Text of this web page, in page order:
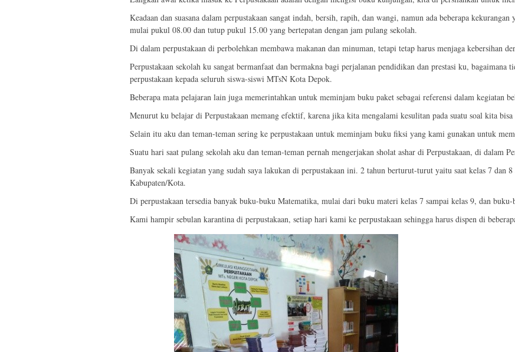
Keadaan dan suasana dalam perpustakaan sangat indah, bersih, rapih, dan wangi, namun ada beberapa
mulai pukul 08.00 dan tutup pukul 15.00 yang bertepatan dengan jam pulang sekolah.
Di dalam perpustakaan di perbolehkan membawa makanan dan minuman, tetapi tetap harus menjaga kebersihan
Perpustakaan sekolah ku sangat bermanfaat dan bermakna bagi perjalanan pendidikan dan prestasi ku,
perpustakaan kepada seluruh siswa-siswi MTsN Kota Depok.
Beberapa mata pelajaran lain juga memerintahkan untuk meminjam buku paket sebagai referensi dalam
Menurut ku belajar di Perpustakaan memang efektif, karena jika kita mengalami kesulitan pada suatu soal kita
Selain itu aku dan teman-teman sering ke perpustakaan untuk meminjam buku fiksi yang kami gunakan untuk
Suatu hari saat pulang sekolah aku dan teman-teman pernah mengerjakan sholat ashar di Perpustakaan, di dalam
Banyak sekali kegiatan yang sudah saya lakukan di perpustakaan ini. 2 tahun berturut-turut yaitu saat kelas 7
Kabupaten/Kota.
Di perpustakaan tersedia banyak buku-buku Matematika, mulai dari buku materi kelas 7 sampai kelas 9, dan
Kami hampir sebulan karantina di perpustakaan, setiap hari kami ke perpustakaan sehingga harus dispen di